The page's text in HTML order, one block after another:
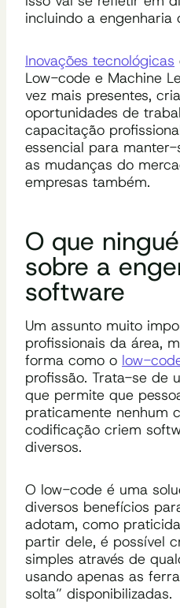
incluindo a engenharia
Inovações tecnológicas
Low-code e Machine
vez mais presentes,
oportunidades de
capacitação
essencial para
as mudanças do
empresas também.
O que
sobre a
software
Um assunto muito
profissionais da área,
forma como o low-
profissão. Trata-se de
que permite que
praticamente nenhum
codificação criem
diversos.
O low-code é uma
diversos benefícios
adotam, como
partir dele, é possível
simples através de
usando apenas as
solta” disponibilizadas.